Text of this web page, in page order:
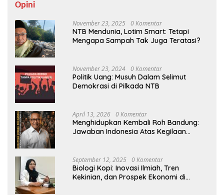
Opini
November 23, 2025 0 Komentar
NTB Mendunia, Lotim Smart: Tetapi
Mengapa Sampah Tak Juga Teratasi?
November 23, 2024 0 Komentar
Politik Uang: Musuh Dalam Selimut
Demokrasi di Pilkada NTB
April 13, 2026 0 Komentar
Menghidupkan Kembali Roh Bandung:
Jawaban Indonesia Atas Kegilaan
September 12, 2025 0 Komentar
Biologi Kopi: Inovasi Ilmiah, Tren
Kekinian, dan Prospek Ekonomi di